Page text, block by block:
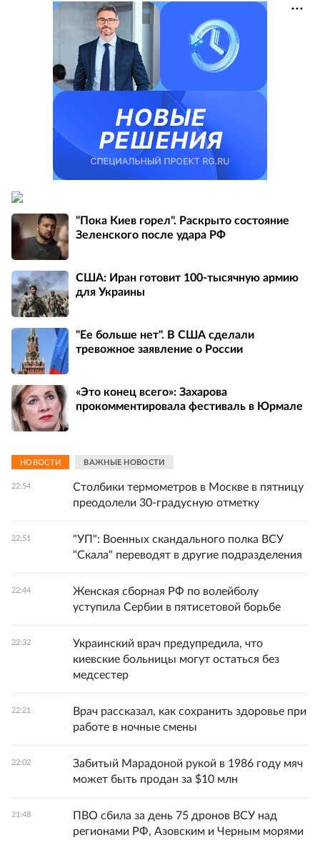
"Пока Киев горел". Раскрыто состояние
Зеленского после удара РФ
США: Иран готовит 100-тысячную армию
для Украины
"Ее больше нет". В США сделали
тревожное заявление о России
«Это конец всего»: Захарова
прокомментировала фестиваль в Юрмале
НОВОСТИ ВАЖНЫЕ НОВОСТИ
22:54
Столбики термометров в Москве в пятницу
преодолели 30-градусную отметку
22:51
"УП": Военных скандального полка ВСУ
"Скала" переводят в другие подразделения
22:44
Женская сборная РФ по волейболу
уступила Сербии в пятисетовой борьбе
22:32
Украинский врач предупредила, что
киевские больницы могут остаться без
медсестер
22:21
Врач рассказал, как сохранить здоровье при
работе в ночные смены
22:02
Забитый Марадоной рукой в 1986 году мяч
может быть продан за $10 млн
21:48
ПВО сбила за день 75 дронов ВСУ над
регионами РФ, Азовским и Черным морями